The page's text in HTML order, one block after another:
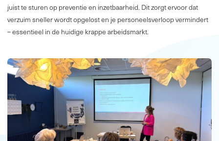
juist te sturen op preventie en inzetbaarheid. Dit zorgt ervoor dat
verzuim sneller wordt opgelost en je personeelsverloop vermindert
– essentieel in de huidige krappe arbeidsmarkt.